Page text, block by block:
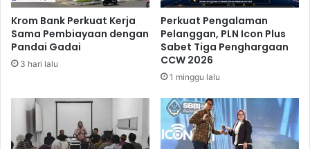
a
q
i
h
D
p
i
A
h
i
a
s
Krom Bank Perkuat Kerja
Sama Pembiayaan dengan
Pandai Gadai
3 hari lalu
Perkuat Pengalaman
Pelanggan, PLN Icon Plus
Sabet Tiga Penghargaan
CCW 2026
1 minggu lalu